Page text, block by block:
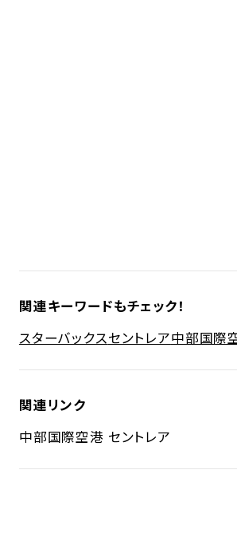
関連キーワードもチェック！
スターバックスセントレア中部国際
関連リンク
中部国際空港 セントレア